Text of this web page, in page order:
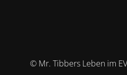
© Mr. Tibbers Leben im